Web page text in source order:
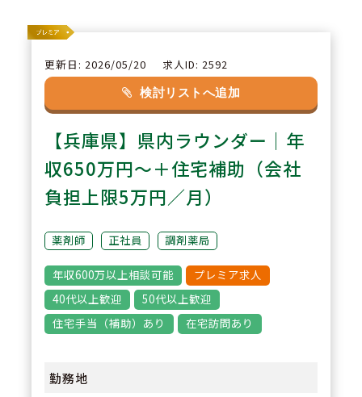
更新日: 2026/05/20 求人ID: 2592
検討リストへ追加
【兵庫県】県内ラウンダー｜年
収650万円～＋住宅補助（会社
負担上限5万円／月）
薬剤師 正社員 調剤薬局
年収600万以上相談可能
プレミア求人
40代以上歓迎
50代以上歓迎
住宅手当（補助）あり
在宅訪問あり
勤務地